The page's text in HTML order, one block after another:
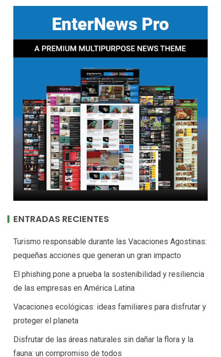
ENTRADAS RECIENTES
Turismo responsable durante las Vacaciones Agostinas:
pequeñas acciones que generan un gran impacto
El phishing pone a prueba la sostenibilidad y resiliencia
de las empresas en América Latina
Vacaciones ecológicas: ideas familiares para disfrutar y
proteger el planeta
Disfrutar de las áreas naturales sin dañar la flora y la
fauna: un compromiso de todos